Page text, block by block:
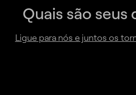
Quais são seus
Ligue para nós e juntos os